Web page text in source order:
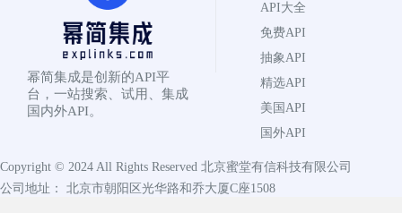
幂简集成是创新的API平
台，一站搜索、试用、集成
国内外API。
API大全
免费API
抽象API
精选API
美国API
国外API
Copyright © 2024 All Rights Reserved 北京蜜堂有信科技有限公司
公司地址： 北京市朝阳区光华路和乔大厦C座1508